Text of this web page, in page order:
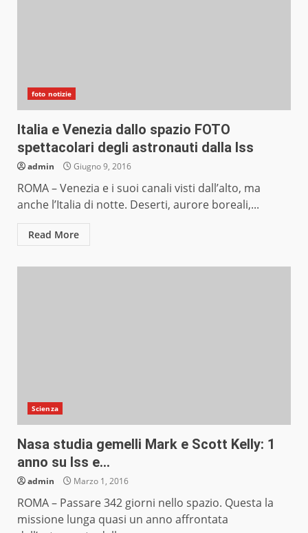
foto notizie
Italia e Venezia dallo spazio FOTO
spettacolari degli astronauti dalla Iss
admin Giugno 9, 2016
ROMA – Venezia e i suoi canali visti dall’alto, ma
anche l’Italia di notte. Deserti, aurore boreali,...
Read More
Scienza
Nasa studia gemelli Mark e Scott Kelly: 1
anno su Iss e…
admin Marzo 1, 2016
ROMA – Passare 342 giorni nello spazio. Questa la
missione lunga quasi un anno affrontata